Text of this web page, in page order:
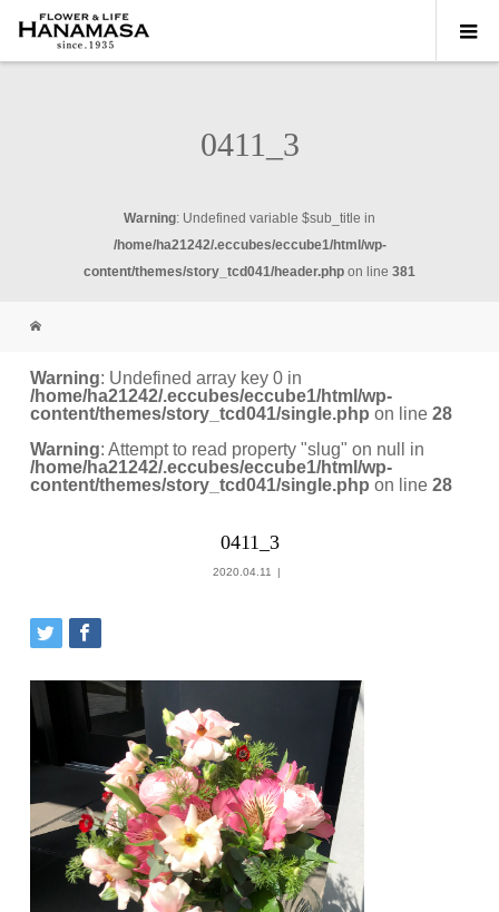
0411_3
Warning: Undefined variable $sub_title in
/home/ha21242/.eccubes/eccube1/html/wp-
content/themes/story_tcd041/header.php on line 381
Warning: Undefined array key 0 in
/home/ha21242/.eccubes/eccube1/html/wp-
content/themes/story_tcd041/single.php on line28
Warning: Attempt to read property "slug" on null in
/home/ha21242/.eccubes/eccube1/html/wp-
content/themes/story_tcd041/single.php on line28
0411_3
2020.04.11